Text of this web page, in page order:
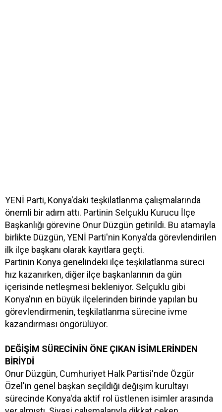
YENİ Parti, Konya'daki teşkilatlanma çalışmalarında
önemli bir adım attı. Partinin Selçuklu Kurucu İlçe
Başkanlığı görevine Onur Düzgün getirildi. Bu atamayla
birlikte Düzgün, YENİ Parti'nin Konya'da görevlendirilen
ilk ilçe başkanı olarak kayıtlara geçti.
Partinin Konya genelindeki ilçe teşkilatlanma süreci
hız kazanırken, diğer ilçe başkanlarının da gün
içerisinde netleşmesi bekleniyor. Selçuklu gibi
Konya'nın en büyük ilçelerinden birinde yapılan bu
görevlendirmenin, teşkilatlanma sürecine ivme
kazandırması öngörülüyor.
DEĞİŞİM SÜRECİNİN ÖNE ÇIKAN İSİMLERİNDEN
BİRİYDİ
Onur Düzgün, Cumhuriyet Halk Partisi'nde Özgür
Özel'in genel başkan seçildiği değişim kurultayı
sürecinde Konya'da aktif rol üstlenen isimler arasında